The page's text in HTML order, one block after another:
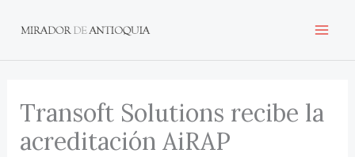
Transoft Solutions recibe la
acreditación AiRAP